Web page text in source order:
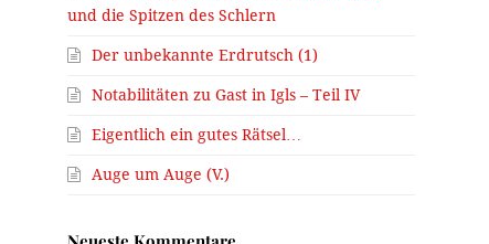
und die Spitzen des Schlern
Der unbekannte Erdrutsch (1)
Notabilitäten zu Gast in Igls – Teil IV
Eigentlich ein gutes Rätsel…
Auge um Auge (V.)